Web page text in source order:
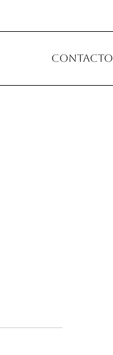
Contacto